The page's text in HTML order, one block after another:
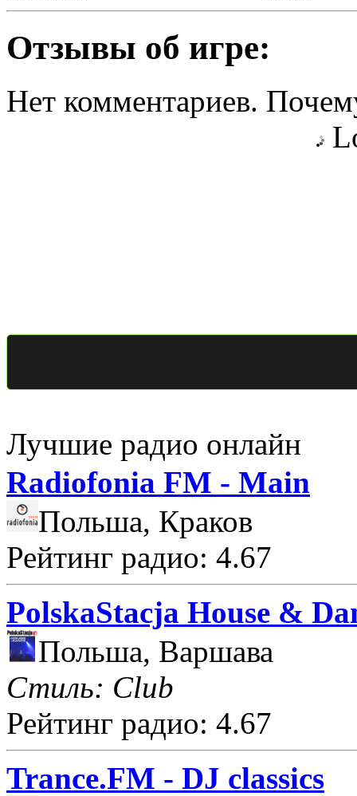
Отзывы об игре:
Нет комментариев.
Лучшие радио онлайн
Radiofonia FM - Main
Польша, Краков
Рейтинг радио: 4.67
PolskaStacja House &
Польша, Варшава
Стиль: Club
Рейтинг радио: 4.67
Trance.FM - DJ classics